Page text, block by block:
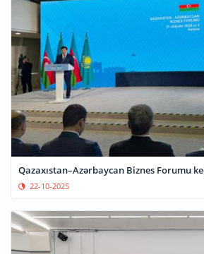
Qazaxıstan–Azərbaycan Biznes Forumu
22-10-2025